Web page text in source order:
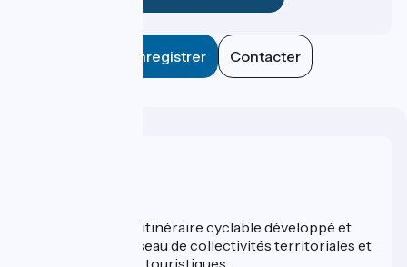
Enregistrer Contacter
ViaRhôna est un itinéraire cyclable développé et
promu par un réseau de collectivités territoriales et
leurs institutions touristiques.